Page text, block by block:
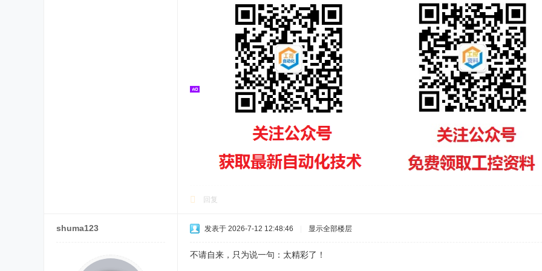
回复
shuma123 发表于 2026-7-12 12:48:46 显示全部楼层
不请自来，只为说一句：太精彩了！